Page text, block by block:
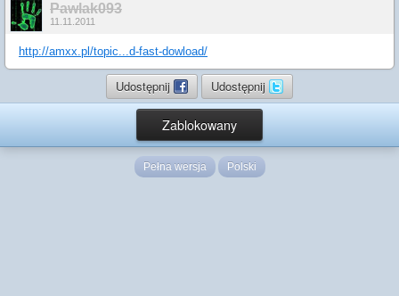
Pawlak093
11.11.2011
http://amxx.pl/topic...d-fast-dowload/
Udostępnij Udostępnij
Zablokowany
Pełna wersja Polski